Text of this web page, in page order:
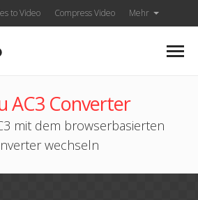
to Video Compress Video Mehr
AC3 Converter
mit dem browserbasierten
wechseln